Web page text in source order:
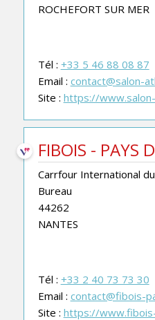
ROCHEFORT SUR MER
Tél : +33 5 46 88 08 87
Email : contact@salon-
Site : https://
FIBOIS - PAYS
Carrfour International
Bureau
44262
NANTES
Tél : +33 2 40 73 73 30
Email : contact@fibois-
Site : https://